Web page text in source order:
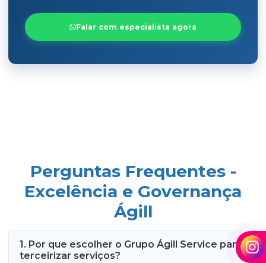
Falar com especialista agora
Perguntas Frequentes -
Excelência e Governança
Ágill
1. Por que escolher o Grupo Ágill Service para
terceirizar serviços?